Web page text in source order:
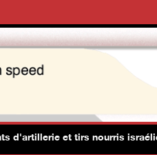
et tirs nourris israéliens